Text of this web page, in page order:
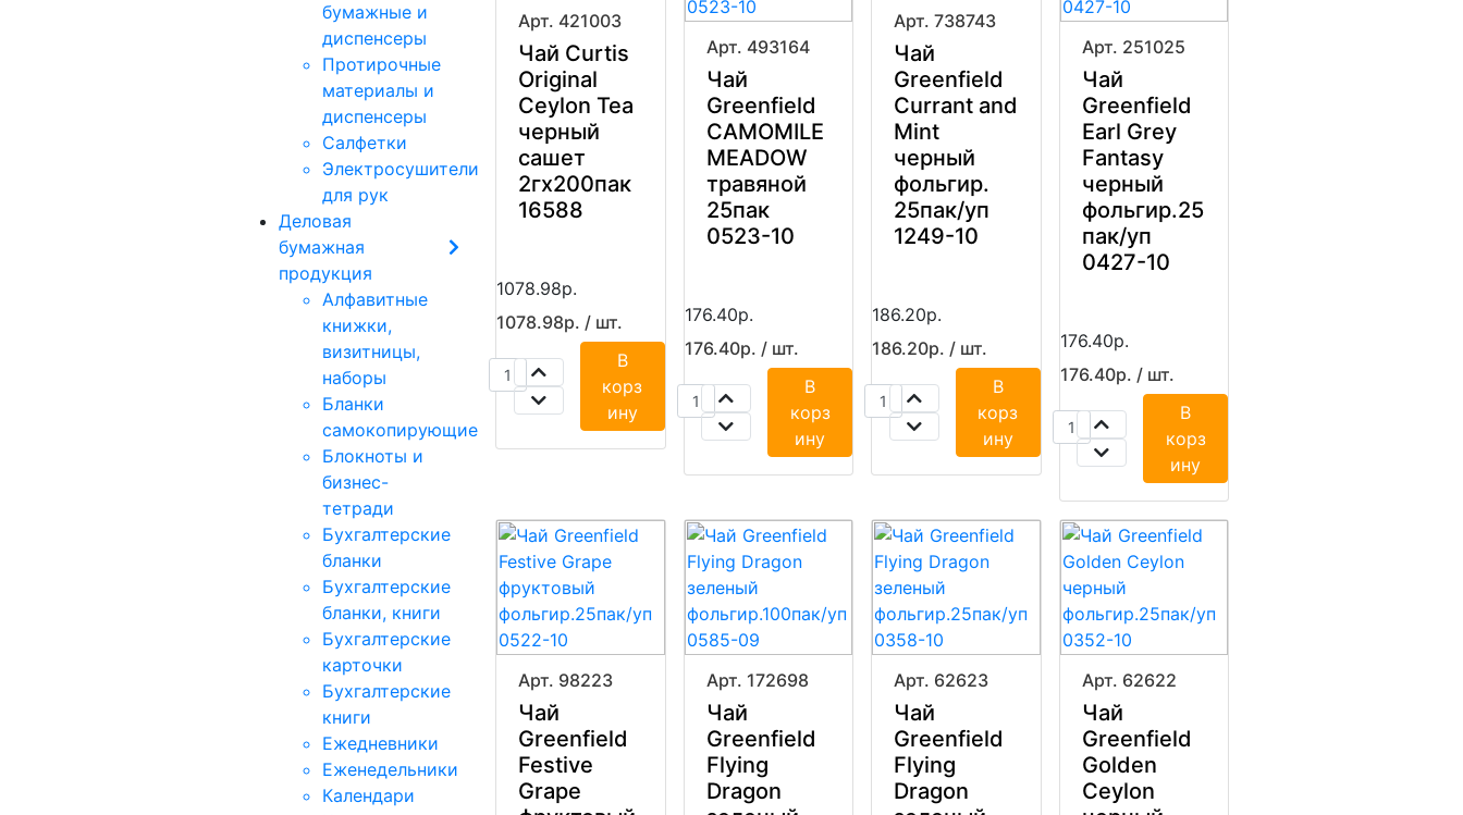
бумажные и
диспенсеры
Протирочные
материалы и
диспенсеры
Салфетки
Электросушители
для рук
Деловая
бумажная
продукция
Алфавитные
книжки,
визитницы,
наборы
Бланки
самокопирующие
Блокноты и
бизнес-
тетради
Бухгалтерские
бланки
Бухгалтерские
бланки, книги
Бухгалтерские
карточки
Бухгалтерские
книги
Ежедневники
Еженедельники
Календари
Арт. 421003
Чай Curtis
Original
Ceylon Tea
черный
сашет
2гx200пак
16588
1078.98р.
1078.98р. / шт.
В
корз
ину
Арт. 493164
Чай
Greenfield
CAMOMILE
MEADOW
травяной
25пак
0523-10
176.40р.
176.40р. / шт.
В
корз
ину
Арт. 738743
Чай
Greenfield
Currant and
Mint
черный
фольгир.
25пак/уп
1249-10
186.20р.
186.20р. / шт.
В
корз
ину
Арт. 251025
Чай
Greenfield
Earl Grey
Fantasy
черный
фольгир.25
пак/уп
0427-10
176.40р.
176.40р. / шт.
В
корз
ину
Арт. 98223
Чай
Greenfield
Festive
Grape
Арт. 172698
Чай
Greenfield
Flying
Dragon
Арт. 62623
Чай
Greenfield
Flying
Dragon
Арт. 62622
Чай
Greenfield
Golden
Ceylon